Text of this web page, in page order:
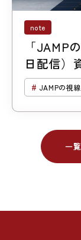
note
「JAMP
日配信）
箱ではな
JAMPの視線
一
一